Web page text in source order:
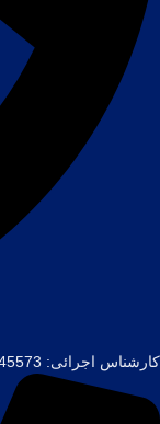
کارشناس اجرائی: 09129245573 (آقای عباسیان)